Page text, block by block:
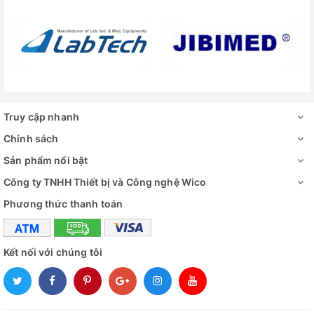
Cung cấp bao gồm:
✅ Hướng dẫn sử dụng
Đánh giá
Truy cập nhanh
Chính sách
Sản phẩm nổi bật
Công ty TNHH Thiết bị và Công nghệ Wico
Phương thức thanh toán
Kết nối với chúng tôi